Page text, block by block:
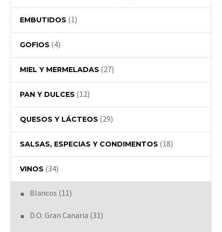
EMBUTIDOS (1)
GOFIOS (4)
MIEL Y MERMELADAS (27)
PAN Y DULCES (12)
QUESOS Y LÁCTEOS (29)
SALSAS, ESPECIAS Y CONDIMENTOS (18)
VINOS (34)
Blancos (11)
D.O. Gran Canaria (31)